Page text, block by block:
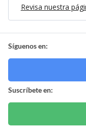
Revisa nuestra
Síguenos en:
Suscríbete en: